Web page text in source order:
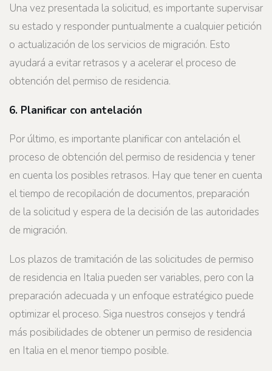
Una vez presentada la solicitud, es importante supervisar
su estado y responder puntualmente a cualquier petición
o actualización de los servicios de migración. Esto
ayudará a evitar retrasos y a acelerar el proceso de
obtención del permiso de residencia.
6. Planificar con antelación
Por último, es importante planificar con antelación el
proceso de obtención del permiso de residencia y tener
en cuenta los posibles retrasos. Hay que tener en cuenta
el tiempo de recopilación de documentos, preparación
de la solicitud y espera de la decisión de las autoridades
de migración.
Los plazos de tramitación de las solicitudes de permiso
de residencia en Italia pueden ser variables, pero con la
preparación adecuada y un enfoque estratégico puede
optimizar el proceso. Siga nuestros consejos y tendrá
más posibilidades de obtener un permiso de residencia
en Italia en el menor tiempo posible.